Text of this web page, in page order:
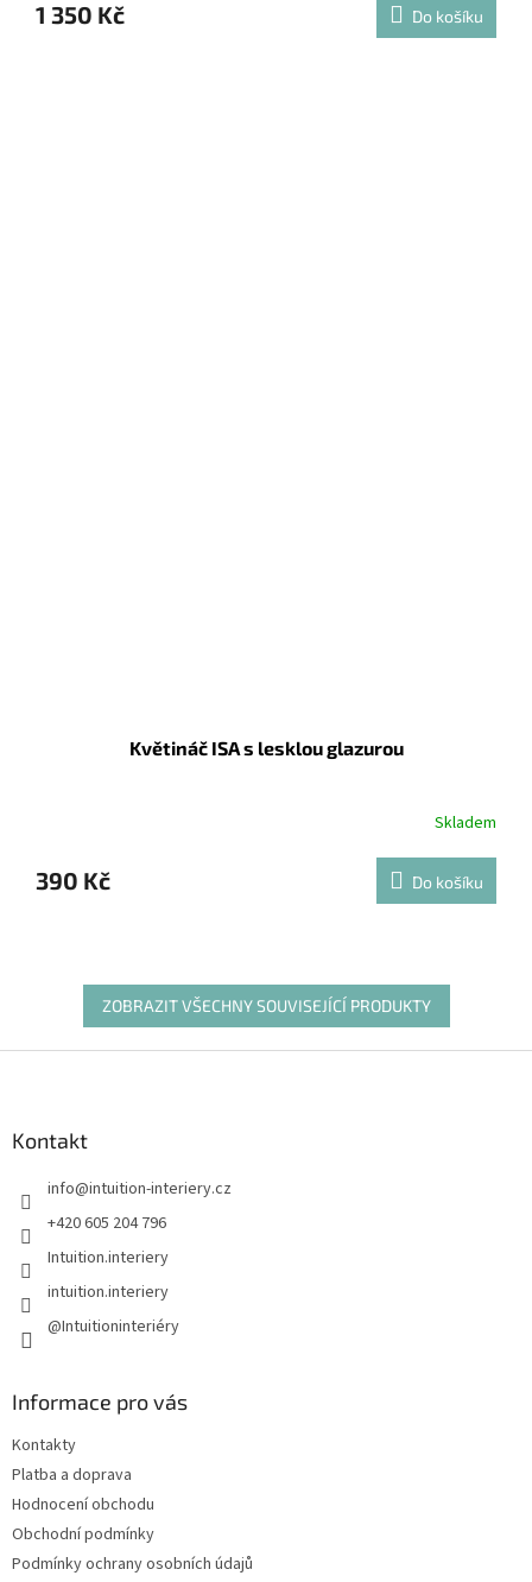
1 350 Kč Do košíku
Květináč ISA s lesklou glazurou
Skladem
390 Kč Do košíku
ZOBRAZIT VŠECHNY SOUVISEJÍCÍ PRODUKTY
Kontakt
info@intuition-interiery.cz
+420 605 204 796
Intuition.interiery
intuition.interiery
@Intuitioninteriéry
Informace pro vás
Kontakty
Platba a doprava
Hodnocení obchodu
Obchodní podmínky
Podmínky ochrany osobních údajů